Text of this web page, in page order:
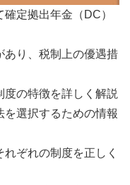
定拠出年金（DC）
あり、税制上の優遇措
度の特徴を詳しく解説
を選択するための情報
ぞれの制度を正しく